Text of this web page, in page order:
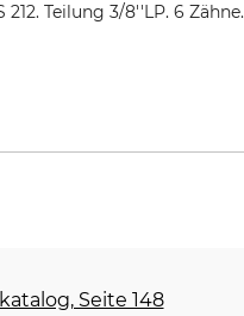
Teilung 3/8''LP. 6 Zähne.
Seite 148